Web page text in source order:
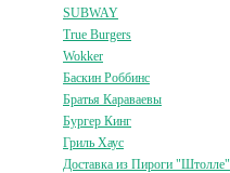
SUBWAY
True Burgers
Wokker
Баскин Роббинс
Братья Караваевы
Бургер Кинг
Гриль Хаус
Доставка из Пироги "Штолле"